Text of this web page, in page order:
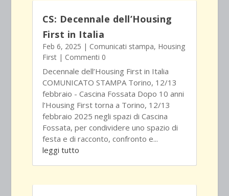
CS: Decennale dell’Housing
First in Italia
Feb 6, 2025 | Comunicati stampa, Housing
First| Commenti 0
Decennale dell’Housing First in Italia
COMUNICATO STAMPA Torino, 12/13
febbraio - Cascina Fossata Dopo 10 anni
l’Housing First torna a Torino, 12/13
febbraio 2025 negli spazi di Cascina
Fossata, per condividere uno spazio di
festa e di racconto, confronto e...
leggi tutto